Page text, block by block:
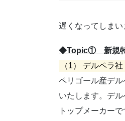
遅くなってしまい
◆Topic① 新規
（1） デルペラ
ペリゴール産デ
いたします。デ
トップメーカー